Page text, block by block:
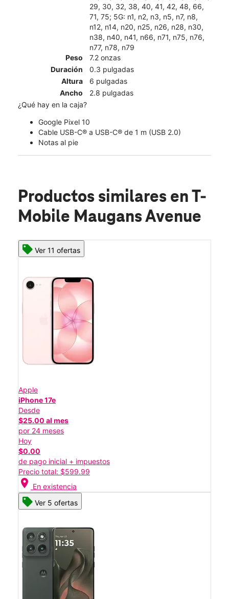
29, 30, 32, 38, 40, 41, 42, 48, 66,
71, 75; 5G: n1, n2, n3, n5, n7, n8,
n12, n14, n20, n25, n26, n28, n30,
n38, n40, n41, n66, n71, n75, n76,
n77, n78, n79
Peso
7.2 onzas
Duración
0.3 pulgadas
Altura
6 pulgadas
Ancho
2.8 pulgadas
¿Qué hay en la caja?
Google Pixel 10
Cable USB-C® a USB-C® de 1 m (USB 2.0)
Notas al pie
Productos similares en T-
Mobile Maugans Avenue
Ver 11 ofertas
Apple
iPhone 17e
Desde
$25.00 al mes
por 24 meses
Hoy
$0.00
de pago inicial + impuestos
Precio total: $599.99
location_on En existencia
Ver 5 ofertas